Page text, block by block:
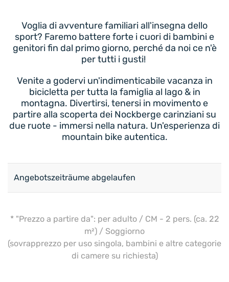
Voglia di avventure familiari all'insegna dello
sport? Faremo battere forte i cuori di bambini e
genitori fin dal primo giorno, perché da noi ce n'è
per tutti i gusti!
Venite a godervi un'indimenticabile vacanza in
bicicletta per tutta la famiglia al lago & in
montagna. Divertirsi, tenersi in movimento e
partire alla scoperta dei Nockberge carinziani su
due ruote - immersi nella natura. Un'esperienza di
mountain bike autentica.
Angebotszeiträume abgelaufen
* "Prezzo a partire da": per adulto / CM - 2 pers. (ca. 22
m²) / Soggiorno
(sovrapprezzo per uso singola, bambini e altre categorie
di camere su richiesta)